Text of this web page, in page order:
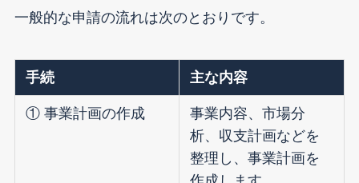
一般的な申請の流れは次のとおりです。
手続 主な内容
① 事業計画の作成
事業内容、市場分
析、収支計画などを
整理し、事業計画を